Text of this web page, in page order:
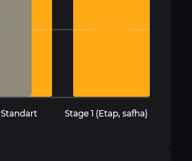
Standart Stage 1 (Etap, safha)